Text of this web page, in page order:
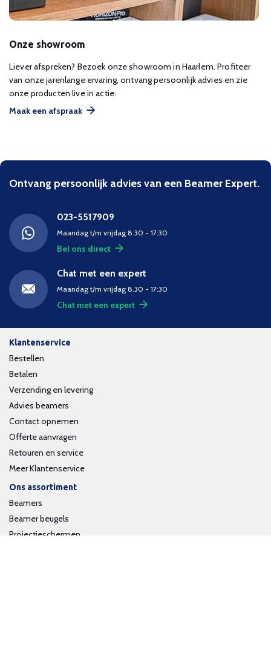
Onze showroom
Liever afspreken? Bezoek onze showroom in Haarlem. Profiteer
van onze jarenlange ervaring, ontvang persoonlijk advies en zie
onze producten live in actie.
Maak een afspraak
Ontvang persoonlijk advies van een Beamer Expert.
023-5517909
Maandag t/m vrijdag 8.30 - 17:30
Bel ons direct
Chat met een expert
Maandag t/m vrijdag 8.30 - 17:30
Chat met een expert
Klantenservice
Bestellen
Betalen
Verzending en levering
Advies beamers
Contact opnemen
Offerte aanvragen
Retouren en service
Meer Klantenservice
Ons assortiment
Beamers
Beamer beugels
Projectieschermen